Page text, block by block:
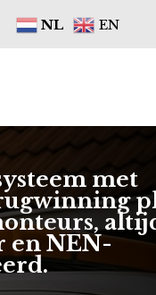
NL EN
met
en NEN-